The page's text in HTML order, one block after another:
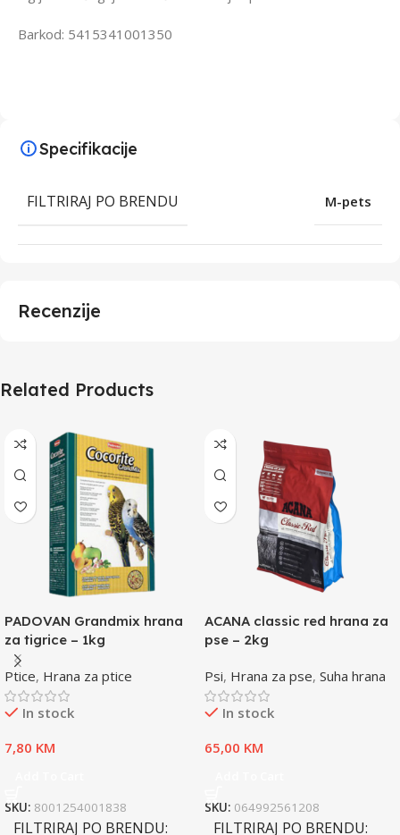
Barkod: 5415341001350
Specifikacije
FILTRIRAJ PO BRENDU M-pets
Recenzije
Related Products
PADOVAN Grandmix hrana
za tigrice – 1kg
Ptice, Hrana za ptice
In stock
7,80 KM
SKU: 8001254001838
FILTRIRAJ PO BRENDU
ACANA classic red hrana za
pse – 2kg
Psi, Hrana za pse, Suha hrana
In stock
65,00 KM
SKU: 064992561208
FILTRIRAJ PO BRENDU